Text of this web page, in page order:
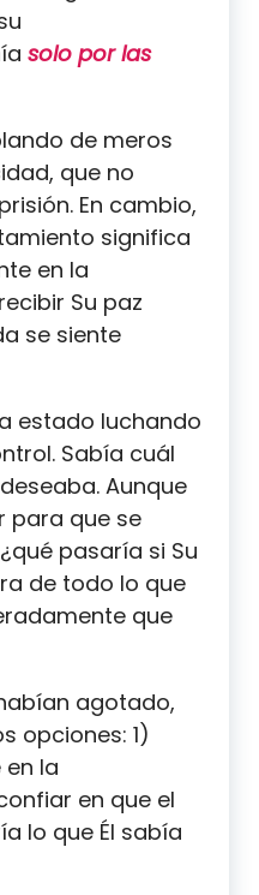
solo por las
de meros
que no
En cambio,
significa
en la
Su paz
se siente
estado luchando
Sabía cuál
Aunque
para que se
pasaría si Su
de todo lo que
que
agotado,
opciones: 1)
la
en que el
lo que Él sabía